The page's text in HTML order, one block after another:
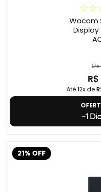
Wacom
Display
De
Até 12x de
-1
21% OFF